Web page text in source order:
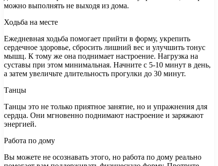
можно выполнять не выходя из дома.
Ходьба на месте
Ежедневная ходьба помогает прийти в форму, укрепить
сердечное здоровье, сбросить лишний вес и улучшить тонус
мышц. К тому же она поднимает настроение. Нагрузка на
суставы при этом минимальная. Начните с 5-10 минут в день,
а затем увеличьте длительность прогулки до 30 минут.
Танцы
Танцы это не только приятное занятие, но и упражнения для
сердца. Они мгновенно поднимают настроение и заряжают
энергией.
Работа по дому
Вы можете не осознавать этого, но работа по дому реально